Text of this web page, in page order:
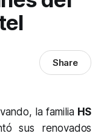
Share
la familia HS
sus renovados